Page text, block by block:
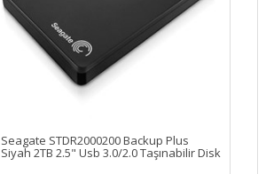
Seagate STDR2000200 Backup Plus
Siyah 2TB 2.5" Usb 3.0/2.0 Taşınabilir Disk